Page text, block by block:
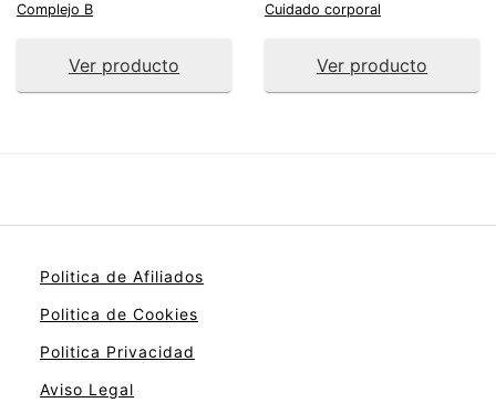
Complejo B
Ver producto
Cuidado corporal
Ver producto
Politica de Afiliados
Politica de Cookies
Politica Privacidad
Aviso Legal